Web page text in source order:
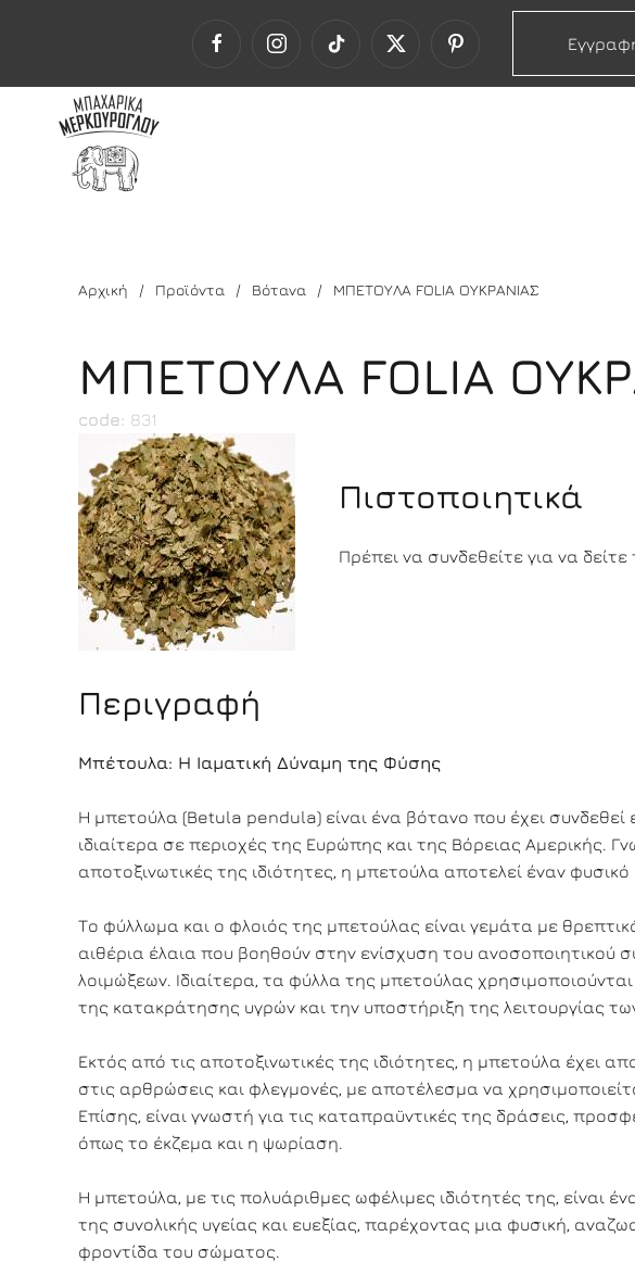
Αρχική Προϊόντα Βότανα ΜΠΕΤΟΥΛΑ FOLIA ΟΥΚΡΑΝΙΑΣ
ΜΠΕΤΟΥΛΑ FOLIA
code: 831
Πιστοποιητικά
Πρέπει να συνδεθείτε για να δείτε
Περιγραφή
Μπέτουλα: Η Ιαματική Δύναμη της Φύσης
Η μπετούλα (Betula pendula) είναι ένα βότανο που έχει συνδεθεί
ιδιαίτερα σε περιοχές της Ευρώπης και της Βόρειας Αμερικής.
αποτοξινωτικές της ιδιότητες, η μπετούλα αποτελεί έναν
Το φύλλωμα και ο φλοιός της μπετούλας είναι γεμάτα με
αιθέρια έλαια που βοηθούν στην ενίσχυση του
λοιμώξεων. Ιδιαίτερα, τα φύλλα της μπετούλας
της κατακράτησης υγρών και την υποστήριξη της λειτουργίας
Εκτός από τις αποτοξινωτικές της ιδιότητες, η μπετούλα έχει
στις αρθρώσεις και φλεγμονές, με αποτέλεσμα να
Επίσης, είναι γνωστή για τις καταπραϋντικές της δράσεις,
όπως το έκζεμα και η ψωρίαση.
Η μπετούλα, με τις πολυάριθμες ωφέλιμες ιδιότητές της, είναι
της συνολικής υγείας και ευεξίας, παρέχοντας μια φυσική,
φροντίδα του σώματος.